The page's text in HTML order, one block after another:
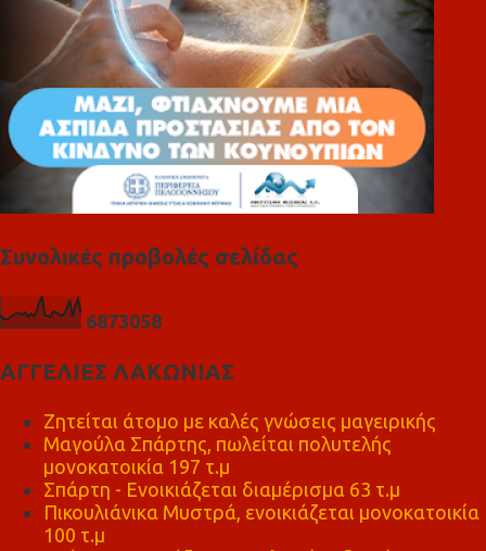
Συνολικές προβολές σελίδας
6873058
ΑΓΓΕΛΙΕΣ ΛΑΚΩΝΙΑΣ
Ζητείται άτομο με καλές γνώσεις μαγειρικής
Μαγούλα Σπάρτης, πωλείται πολυτελής
μονοκατοικία 197 τ.μ
Σπάρτη - Ενοικιάζεται διαμέρισμα 63 τ.μ
Πικουλιάνικα Μυστρά, ενοικιάζεται μονοκατοικία
100 τ.μ